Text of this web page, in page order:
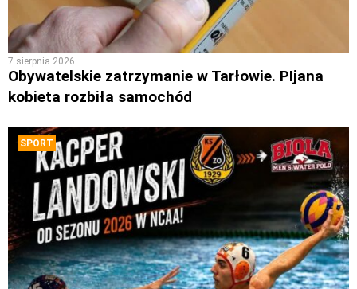
7 sierpnia 2026
Obywatelskie zatrzymanie w Tarłowie. PIjana
kobieta rozbiła samochód
SPORT